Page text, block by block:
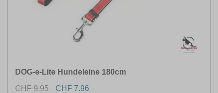
DOG-e-Lite Hundeleine 180cm
CHF 9.95
CHF 7.96